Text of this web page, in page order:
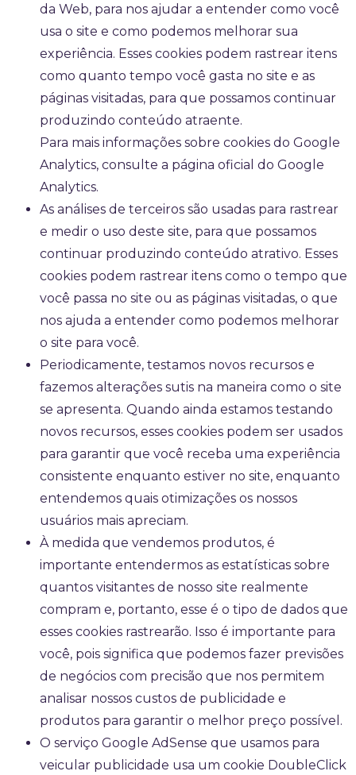
da Web, para nos ajudar a entender como você
usa o site e como podemos melhorar sua
experiência. Esses cookies podem rastrear itens
como quanto tempo você gasta no site e as
páginas visitadas, para que possamos continuar
produzindo conteúdo atraente.
Para mais informações sobre cookies do Google
Analytics, consulte a página oficial do Google
Analytics.
As análises de terceiros são usadas para rastrear
e medir o uso deste site, para que possamos
continuar produzindo conteúdo atrativo. Esses
cookies podem rastrear itens como o tempo que
você passa no site ou as páginas visitadas, o que
nos ajuda a entender como podemos melhorar
o site para você.
Periodicamente, testamos novos recursos e
fazemos alterações sutis na maneira como o site
se apresenta. Quando ainda estamos testando
novos recursos, esses cookies podem ser usados ​​
para garantir que você receba uma experiência
consistente enquanto estiver no site, enquanto
entendemos quais otimizações os nossos
usuários mais apreciam.
À medida que vendemos produtos, é
importante entendermos as estatísticas sobre
quantos visitantes de nosso site realmente
compram e, portanto, esse é o tipo de dados que
esses cookies rastrearão. Isso é importante para
você, pois significa que podemos fazer previsões
de negócios com precisão que nos permitem
analisar nossos custos de publicidade e
produtos para garantir o melhor preço possível.
O serviço Google AdSense que usamos para
veicular publicidade usa um cookie DoubleClick